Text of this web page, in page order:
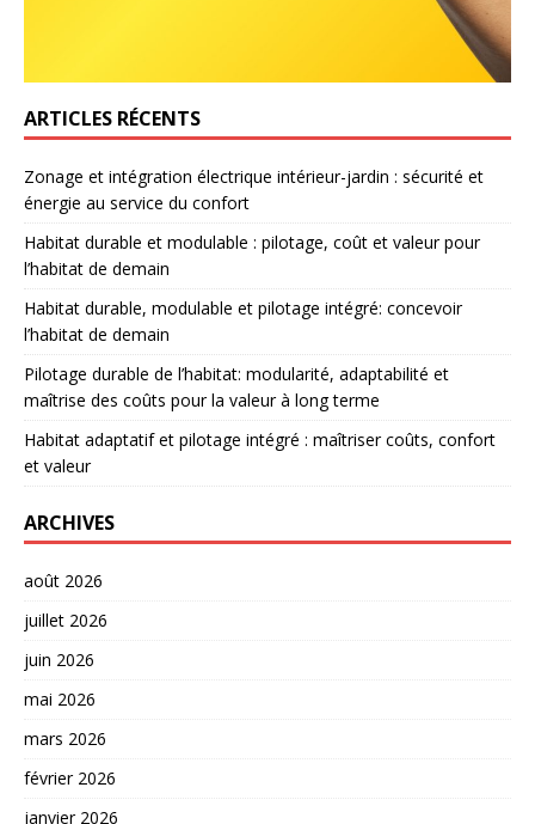
ARTICLES RÉCENTS
Zonage et intégration électrique intérieur-jardin : sécurité et
énergie au service du confort
Habitat durable et modulable : pilotage, coût et valeur pour
l’habitat de demain
Habitat durable, modulable et pilotage intégré: concevoir
l’habitat de demain
Pilotage durable de l’habitat: modularité, adaptabilité et
maîtrise des coûts pour la valeur à long terme
Habitat adaptatif et pilotage intégré : maîtriser coûts, confort
et valeur
ARCHIVES
août 2026
juillet 2026
juin 2026
mai 2026
mars 2026
février 2026
janvier 2026